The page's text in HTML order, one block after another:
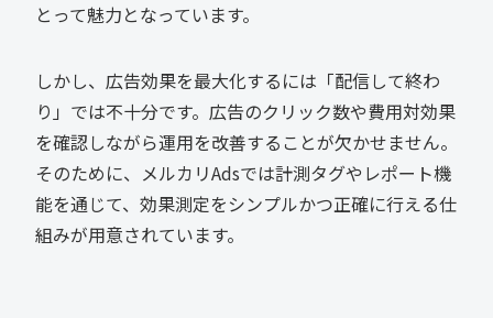
とって魅力となっています。
しかし、広告効果を最大化するには「配信して終わ
り」では不十分です。広告のクリック数や費用対効果
を確認しながら運用を改善することが欠かせません。
そのために、メルカリAdsでは計測タグやレポート機
能を通じて、効果測定をシンプルかつ正確に行える仕
組みが用意されています。